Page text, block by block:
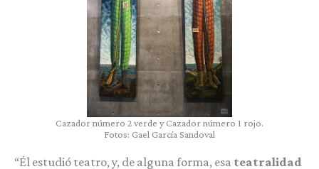
Cazador número 2 verde y Cazador número 1 rojo.
Fotos: Gael García Sandoval
“Él estudió teatro, y, de alguna forma, esa teatralidad